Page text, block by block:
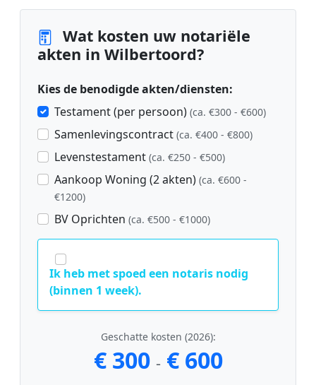
Wat kosten uw notariële
akten in Wilbertoord?
Kies de benodigde akten/diensten:
Testament (per persoon) (ca. €300 - €600)
Samenlevingscontract (ca. €400 - €800)
Levenstestament (ca. €250 - €500)
Aankoop Woning (2 akten) (ca. €600 -
€1200)
BV Oprichten (ca. €500 - €1000)
Ik heb met spoed een notaris nodig
(binnen 1 week).
Geschatte kosten (2026):
€ 300 - € 600